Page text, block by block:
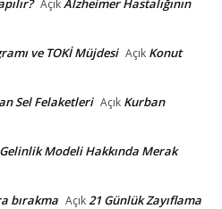
AçıkAlzheimer Hastalığının
ve TOKİ Müjdesi Açık Konut
Sel Felaketleri Açık Kurban
Modeli Hakkında Merak
bırakma Açık21 Günlük Zayıflama